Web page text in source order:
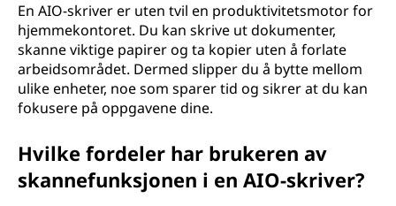
En AIO-skriver er uten tvil en produktivitetsmotor for
hjemmekontoret. Du kan skrive ut dokumenter,
skanne viktige papirer og ta kopier uten å forlate
arbeidsområdet. Dermed slipper du å bytte mellom
ulike enheter, noe som sparer tid og sikrer at du kan
fokusere på oppgavene dine.
Hvilke fordeler har brukeren av
skannefunksjonen i en AIO-skriver?